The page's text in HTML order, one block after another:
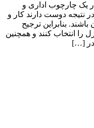
یک چارچوب اداری و
نتیجه دوست دارند کار و
بنابراین ترجیح
را انتخاب کنند و همچنین
در […]